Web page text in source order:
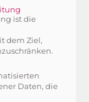
ist die
dem Ziel,
Daten, die